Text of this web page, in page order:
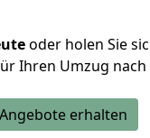
oder holen Sie
Ihren Umzug nach
erhalten